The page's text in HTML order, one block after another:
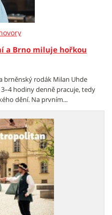
a Brno miluje hořkou
brněnský rodák Milan Uhde
hodiny denně pracuje, tedy
dění. Na prvním...